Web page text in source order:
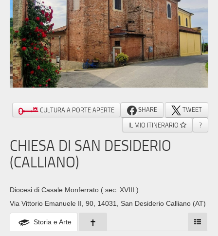
CULTURA A PORTE APERTE SHARE
TWEET
IL MIO ITINERARIO
?
CHIESA DI SAN DESIDERIO
(CALLIANO)
Diocesi di Casale Monferrato ( sec. XVIII )
Via Vittorio Emanuele II, 90, 14031, San Desiderio Calliano (AT)
Storia e Arte